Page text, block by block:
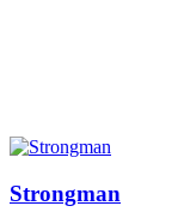
Strongman